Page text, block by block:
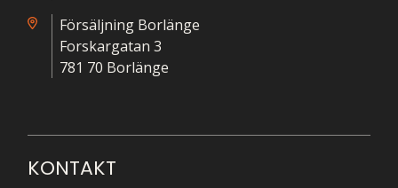
Försäljning Borlänge
Forskargatan 3
781 70 Borlänge
KONTAKT